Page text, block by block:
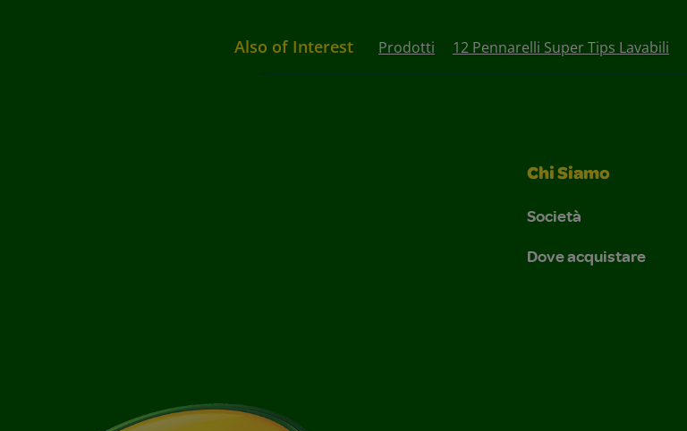
Also of Interest Prodotti 12 Pennarelli Super Tips Lavabili
Chi Siamo
Società
Dove acquistare